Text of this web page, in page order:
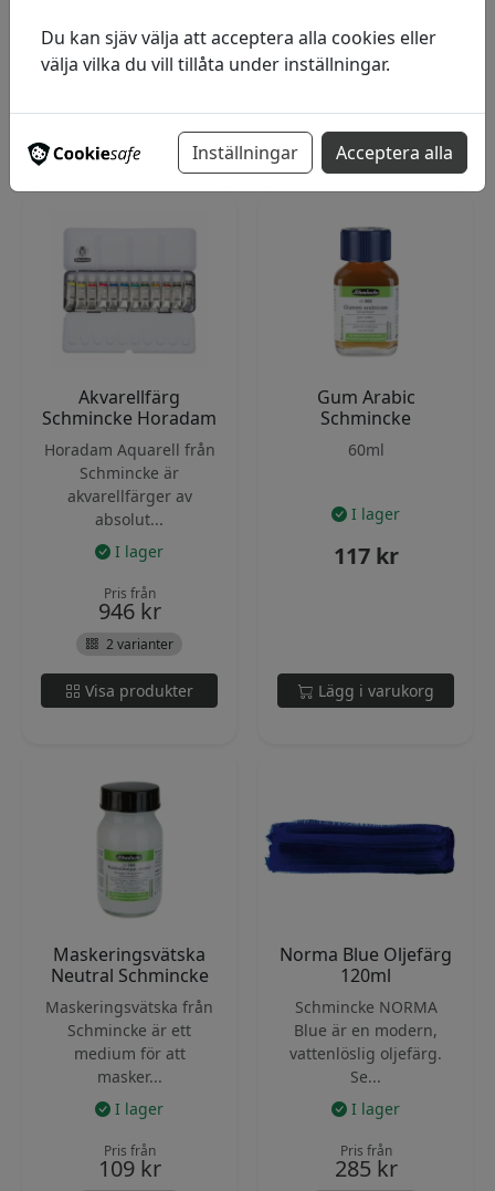
Pris från
89kr
Visa produkter
154kr
83 varianter
Visa produkter
Akvarellfärg
Schmincke Horadam
Horadam Aquarell från
Schmincke är
akvarellfärger av
absolut...
I lager
Pris från
946 kr
2 varianter
Visa produkter
Gum Arabic
Schmincke
60ml
I lager
117 kr
Lägg i varukorg
Maskeringsvätska
Neutral Schmincke
Maskeringsvätska från
Schmincke är ett
medium för att
masker...
I lager
Pris från
109 kr
Norma Blue Oljefärg
120ml
Schmincke NORMA
Blue är en modern,
vattenlöslig oljefärg.
Se...
I lager
Pris från
285 kr
Du kan sjäv välja att acceptera alla cookies eller
välja vilka du vill tillåta under inställningar.
Inställningar Acceptera alla